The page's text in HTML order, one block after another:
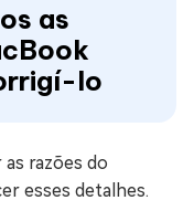
as
lo
razões do
esses detalhes.